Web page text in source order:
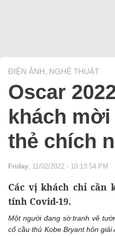
ĐIỆN ẢNH, NGHỆ THUẬT
Oscar
khách
thẻ chích
Friday, 11/02/2022 - 10:13:54 PM
Các vị khách chỉ cần
tính Covid-19.
Một người đang sờ tranh vẽ
cố cầu thủ Kobe Bryant hôn giải